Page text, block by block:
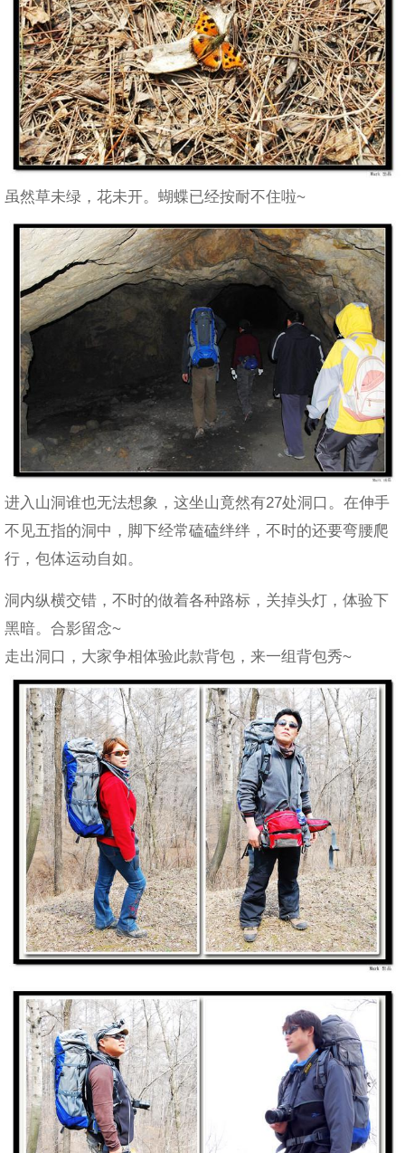
虽然草未绿，花未开。蝴蝶已经按耐不住啦~
进入山洞谁也无法想象，这坐山竟然有27处洞口。在伸手
不见五指的洞中，脚下经常磕磕绊绊，不时的还要弯腰爬
行，包体运动自如。
洞内纵横交错，不时的做着各种路标，关掉头灯，体验下
黑暗。合影留念~
走出洞口，大家争相体验此款背包，来一组背包秀~